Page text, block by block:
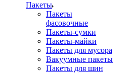
Пакеты
Пакеты
фасовочные
Пакеты-сумки
Пакеты-майки
Пакеты для мусора
Вакуумные пакеты
Пакеты для шин